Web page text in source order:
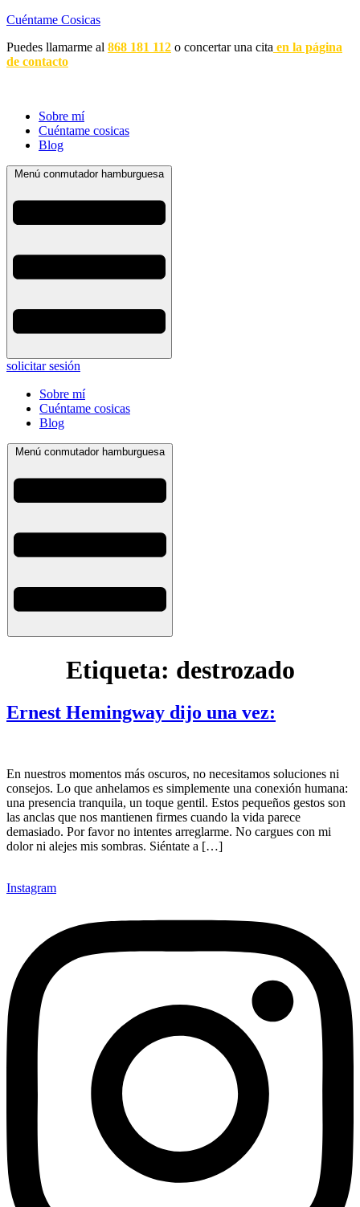
Cuéntame Cosicas
Puedes llamarme al 868 181 112 o concertar una cita en la página
de contacto
Sobre mí
Cuéntame cosicas
Blog
Menú conmutador hamburguesa
solicitar sesión
Sobre mí
Cuéntame cosicas
Blog
Menú conmutador hamburguesa
Etiqueta: destrozado
Ernest Hemingway dijo una vez:
En nuestros momentos más oscuros, no necesitamos soluciones ni
consejos. Lo que anhelamos es simplemente una conexión humana:
una presencia tranquila, un toque gentil. Estos pequeños gestos son
las anclas que nos mantienen firmes cuando la vida parece
demasiado. Por favor no intentes arreglarme. No cargues con mi
dolor ni alejes mis sombras. Siéntate a […]
Instagram